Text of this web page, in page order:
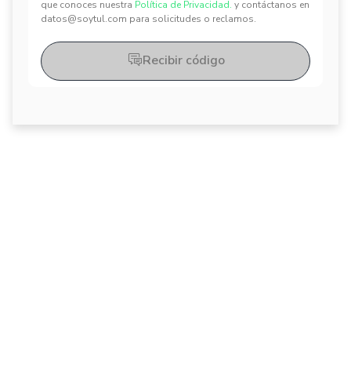
que conoces nuestra Política de Privacidad. y contáctanos en
datos@soytul.com para solicitudes o reclamos.
Recibir código